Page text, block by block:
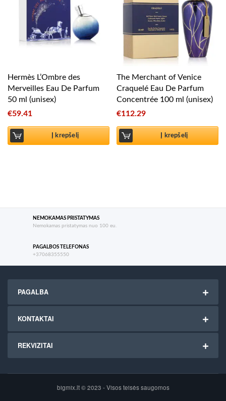
Hermès L’Ombre des
Merveilles Eau De Parfum
50 ml (unisex)
€59.41
Į krepšelį
The Merchant of Venice
Craquelé Eau De Parfum
Concentrée 100 ml (unisex)
€112.29
Į krepšelį
NEMOKAMAS PRISTATYMAS
Nemokamas pristatymas nuo 100 eu.
PAGALBOS TELEFONAS
+37068355550
PAGALBA
KONTAKTAI
REKVIZITAI
bigmix.lt © 2023 - Visos teisės saugomos